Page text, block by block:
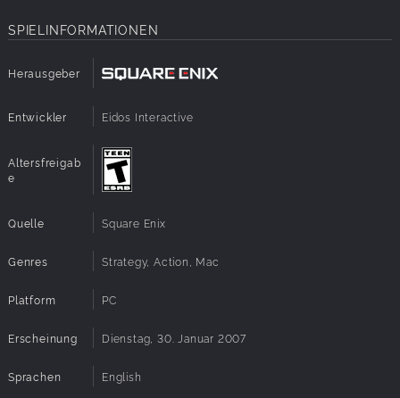
eines jeden Vehikels ist entscheidend für den Erfolg.
60 Kriegsschiffe: Enthält die Kampfflugzeuge „Wildcat“
und B25-Bomber, die Flugzeugträger USS Lexington und
USS Yorktown und Japans berüchtigtes
Superschlachtschiff „The Yamato“.
Realismus: Spitzengrafik erweckt den pazifischen Ozean
entsprechenden Umwelten, dynamischen Wettereffekten
Leben.
Enthält 11 riesige Kampagnen mit 12 Bonus-
Geschichte.
SPIELINFORMATIONEN
Herausgeber
Entwickler Eidos Interactive
Altersfreigab
e
Quelle Square Enix
Genres Strategy, Action, Mac
Platform PC
Erscheinung Dienstag, 30. Januar 2007
Sprachen English